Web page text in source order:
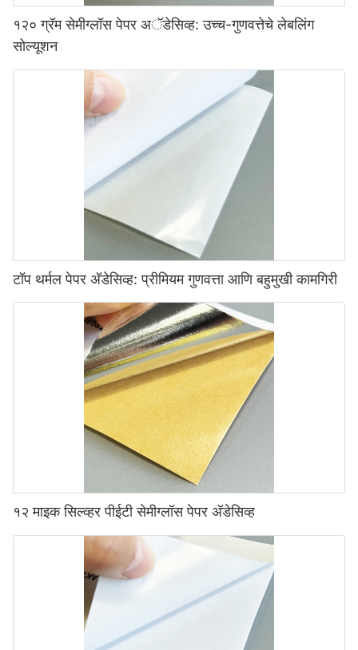
१२० ग्रॅम सेमीग्लॉस पेपर अॅडेसिव्ह: उच्च-गुणवत्तेचे लेबलिंग
सोल्यूशन
टॉप थर्मल पेपर अ‍ॅडेसिव्ह: प्रीमियम गुणवत्ता आणि बहुमुखी कामगिरी
१२ माइक सिल्व्हर पीईटी सेमीग्लॉस पेपर अ‍ॅडेसिव्ह